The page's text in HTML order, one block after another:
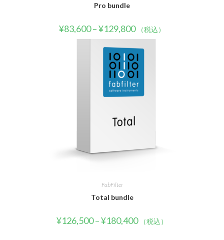
Pro bundle
¥83,600–¥129,800 （税込）
FabFilter
Total bundle
¥126,500–¥180,400 （税込）